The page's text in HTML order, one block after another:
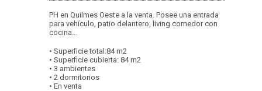
PH en Quilmes Oeste a la venta. Posee una entrada
para vehículo, patio delantero, living comedor con
cocina...
• Superficie total:84 m2
• Superficie cubierta: 84 m2
• 3 ambientes
• 2 dormitorios
• En venta